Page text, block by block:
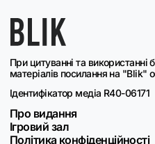
При цитуванні та використанні
матеріалів посилання на "Blik"
Ідентифікатор медіа R40-06171
Про видання
Ігровий зал
Політика конфіденційності